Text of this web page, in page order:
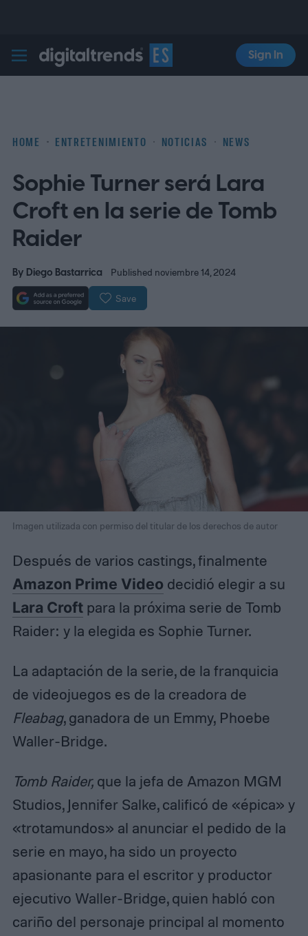
Digital Trends Español
Sign In
HOME ENTRETENIMIENTO NOTICIAS NEWS
Sophie Turner será Lara
Croft en la serie de Tomb
Raider
By Diego Bastarrica Published noviembre 14, 2024
Save
Imagen utilizada con permiso del titular de los derechos de autor
Después de varios castings, finalmente
Amazon Prime Video decidió elegir a su
Lara Croftpara la próxima serie de Tomb
Raider: y la elegida es Sophie Turner.
La adaptación de la serie, de la franquicia
de videojuegos es de la creadora de
Fleabag, ganadora de un Emmy, Phoebe
Waller-Bridge.
Tomb Raider,que la jefa de Amazon MGM
Studios, Jennifer Salke, calificó de «épica» y
«trotamundos» al anunciar el pedido de la
serie en mayo, ha sido un proyecto
apasionante para el escritor y productor
ejecutivo Waller-Bridge, quien habló con
cariño del personaje principal al momento